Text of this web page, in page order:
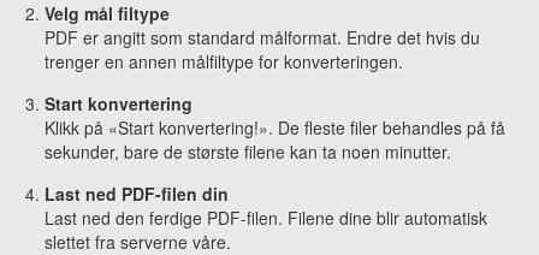
Velg mål filtype
PDF er angitt som standard målformat. Endre det hvis du
trenger en annen målfiltype for konverteringen.
Start konvertering
Klikk på «Start konvertering!». De fleste filer behandles på få
sekunder, bare de største filene kan ta noen minutter.
Last ned PDF-filen din
Last ned den ferdige PDF-filen. Filene dine blir automatisk
slettet fra serverne våre.